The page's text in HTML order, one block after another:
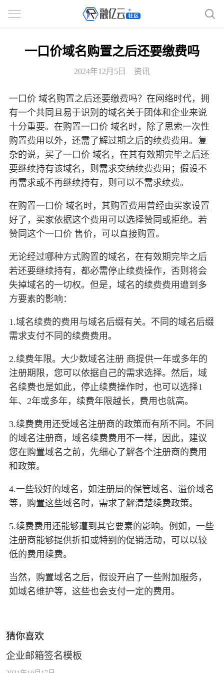
一口价域名购置之后还要缴费吗
2024年12月5日 资讯
一口价 域名购置之后还要缴费吗？在网络时代，拥
有一个共同且易于识别的域名关于团体和企业来说
十分重要。在购置一口价 域名时，除了思索一次性
购置费用以外，还需了解过期之后的续费费用。复
杂的说，买了一口价 域名，在其有效期完毕之后还
要继续持有该域名，则需求交纳续费费用；假设不
再需求或不再继续持有，则可以不需求续费。
在购置一口价 域名时，其购置费用曾经由买家设置
好了，买家依据这个费用可以选择赞同或拒绝。若
赞同这个一口价 售价，可以直接购置。
无论经过哪种方式购置的域名，在有效期完毕之后
若还要继续持有，都必需停止续费操作，否则将会
失掉域名的一切权。但是，域名的续费费用遭到多
方要素的影响：
1.域名续费的费用与域名后缀有关。不同的域名后缀
需求支付不同的续费费用。
2.续费年限。大少数域名注册 商提供一年或多年的
注册期限，您可以依据自己的需求选择。然后，域
名续费也是如此，停止续费操作时，也可以选择1
年、2年或多年，续费年限越长，费用也就高。
3.续费费用还受域名注册商的政策而有所不同。不同
的域名注册商，域名续费费用不一样，因此，建议
您在购置域名之前，先细心了解各个注册商的费用
和政策。
4.一些较好的域名，如注册局的保管域名、溢价域名
等，购置这些域名时，需求了解清楚续费政策。
5.续费费用还能够遭到其它要素的影响。例如，一些
注册商能够提供折扣或特别的促销活动，可以以较
低的费用续费。
当然，购置域名之后，假设开启了一些附加服务，
如域名维护等，这些也会支付一定的费用。
猜你喜欢
企业邮箱签名模板